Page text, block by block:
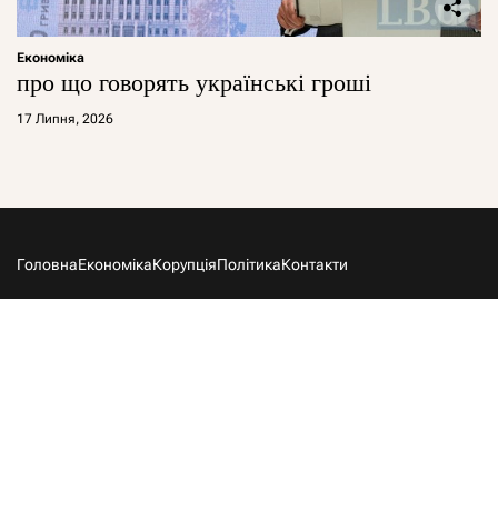
Економіка
про що говорять українські гроші
17 Липня, 2026
ГоловнаЕкономікаКорупціяПолітикаКонтакти